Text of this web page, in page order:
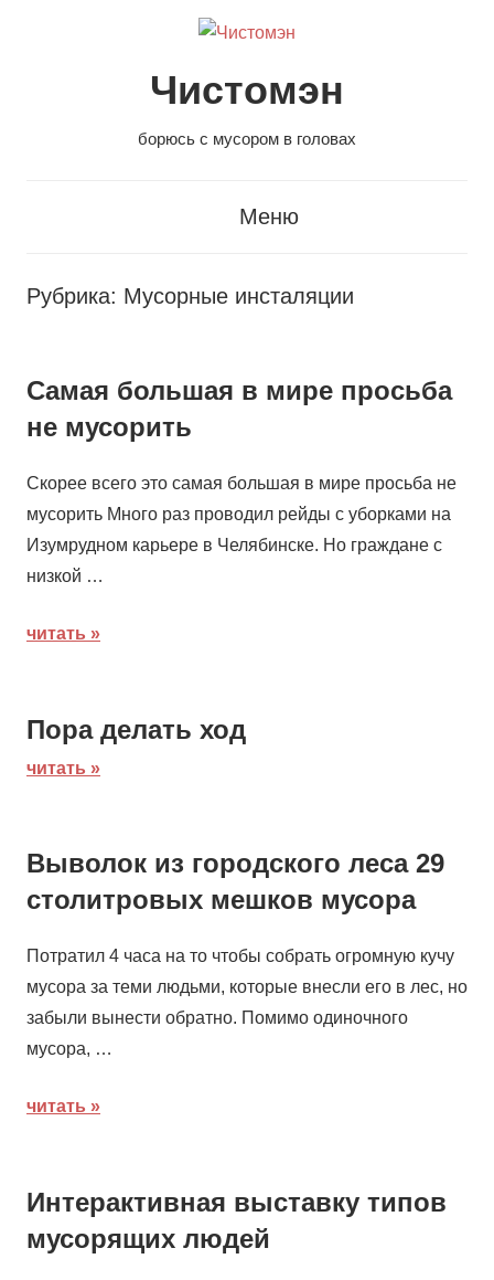
Чистомэн
борюсь с мусором в головах
Меню
Рубрика: Мусорные инсталяции
Самая большая в мире просьба
не мусорить
Скорее всего это самая большая в мире просьба не
мусорить Много раз проводил рейды с уборками на
Изумрудном карьере в Челябинске. Но граждане с
низкой …
читать
Пора делать ход
читать
Выволок из городского леса 29
столитровых мешков мусора
Потратил 4 часа на то чтобы собрать огромную кучу
мусора за теми людьми, которые внесли его в лес, но
забыли вынести обратно. Помимо одиночного
мусора, …
читать
Интерактивная выставку типов
мусорящих людей